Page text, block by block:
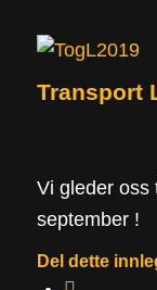
Transport
Vi gleder oss
september !
Del dette